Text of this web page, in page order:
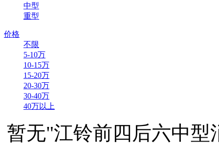
中型
重型
价格
不限
5-10万
10-15万
15-20万
20-30万
30-40万
40万以上
暂无"江铃前四后六中型